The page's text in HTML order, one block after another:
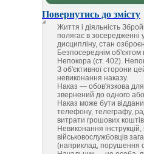
Повернутись до змісту
Життя і діяльність
полягає в зосередженні
дисципліну, стан
Безпосереднім об'єктом
Непокора (ст. 402).
З об'єктивної сторони
невиконання наказу.
Наказ — обов'язкова
звернений до одного
Наказ може бути
телефону, телеграфу,
витрати грошових
Невиконання
військовослужбовців
(наприклад, порушення